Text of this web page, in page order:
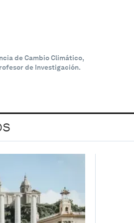
de Cambio Climático,
de Investigación.